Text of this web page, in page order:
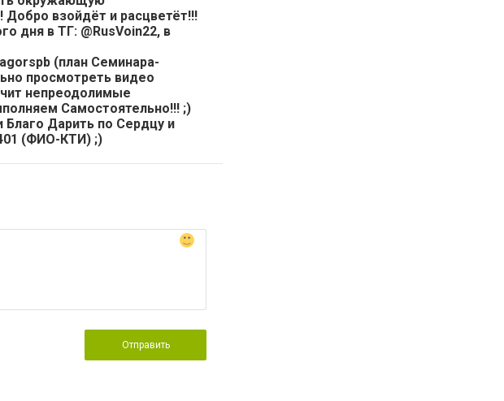
взойдёт и расцветёт!!!
дня в ТГ: @RusVoin22, в
(план Семинара-
просмотреть видео
непреодолимые
Самостоятельно!!! ;)
Дарить по Сердцу и
(ФИО-КТИ) ;)
Отправить